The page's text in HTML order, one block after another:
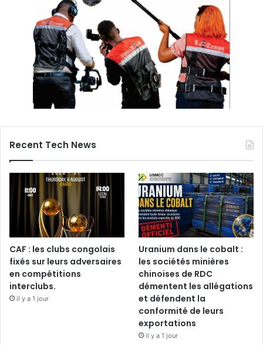
Recent Tech News
CAF : les clubs congolais
fixés sur leurs adversaires
en compétitions
interclubs.
il y a 1 jour
Uranium dans le cobalt :
les sociétés minières
chinoises de RDC
démentent les allégations
et défendent la
conformité de leurs
exportations
il y a 1 jour